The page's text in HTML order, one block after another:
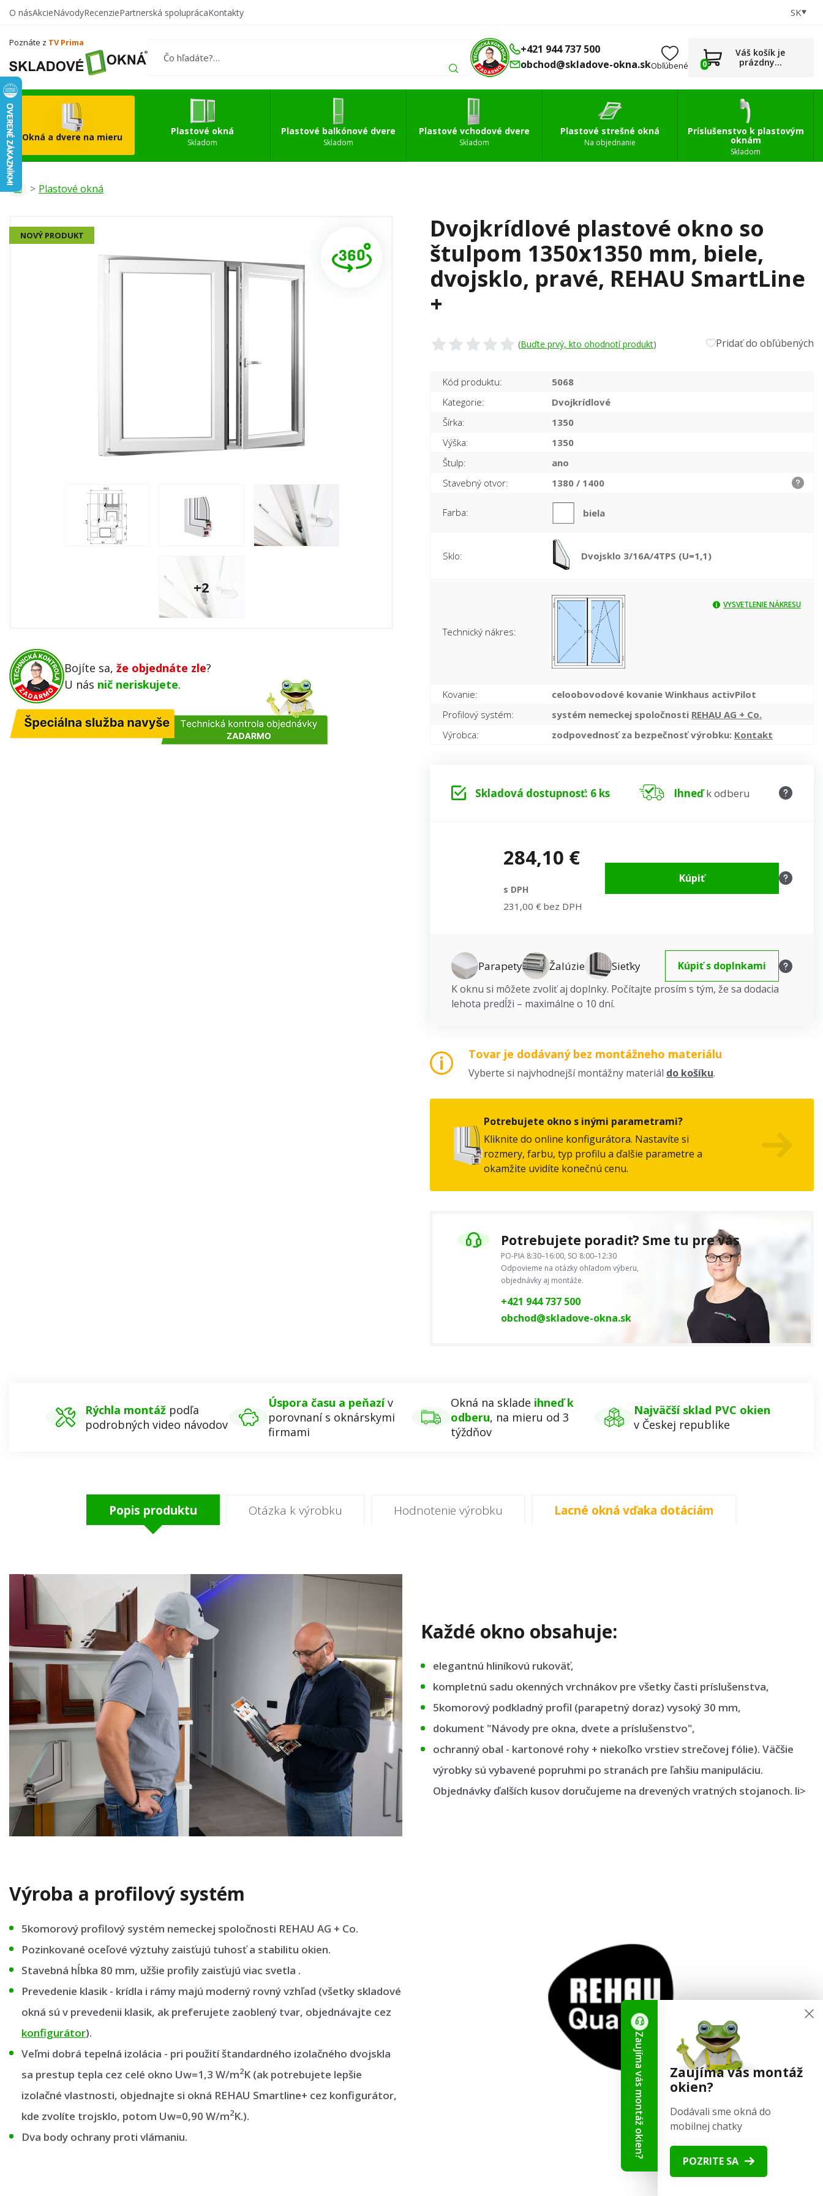
Vytvorte si vlastný
0
O násAkcieNávodyRecenziePartnerská spoluprácaKontakty SK
Poznáte z TV Prima
+421 944 737 500
obchod@skladove-okna.skObľúbené 0
Váš košík je
prázdny...
Okná a dvere na mieru
Plastové okná
Skladom
Plastové balkónové dvere
Skladom
Plastové vchodové dvere
Skladom
Plastové strešné okná
Na objednanie
Príslušenstvo k plastovým
oknám
Skladom
Plastové okná
Dvojkrídlové plastové okno so
štulpom 1350x1350 mm, biele,
dvojsklo, pravé, REHAU SmartLine
+
(Buďte prvý, kto ohodnotí produkt) Pridať do obľúbených
NOVÝ PRODUKT
+2
Bojíte sa, že objednáte zle?
U nás nič neriskujete.
Kód produktu:
5068
Kategorie:
Dvojkrídlové
Šírka:
1350
Výška:
1350
Štulp:
ano
Stavebný otvor:
1380 / 1400
Farba: biela
Sklo: Dvojsklo 3/16A/4TPS (U=1,1)
Technický nákres:
VYSVETLENIE NÁKRESU
Kovanie:
celoobovodové kovanie Winkhaus activPilot
Profilový systém:
systém nemeckej spoločnosti REHAU AG + Co.
Výrobca:
zodpovednosť za bezpečnosť výrobku: Kontakt
Skladová dostupnosť: 6 ks Ihneďk odberu
284,10 €
s DPH
231,00 € bez DPH
Kúpiť
Parapety Žalúzie Sieťky
Kúpiť s doplnkami
K oknu si môžete zvoliť aj doplnky. Počítajte prosím s tým, že sa dodacia
lehota predĺži – maximálne o 10 dní.
Tovar je dodávaný bez montážneho materiálu
Vyberte si najvhodnejší montážny materiál do košíku.
Potrebujete okno s inými parametrami?
Kliknite do online konfigurátora. Nastavíte si
rozmery, farbu, typ profilu a ďalšie parametre a
okamžite uvidíte konečnú cenu.
Potrebujete poradiť? Sme tu pre vás
PO-PIA 8:30–16:00, SO 8:00–12:30
Odpovieme na otázky ohľadom výberu,
objednávky aj montáže.
+421 944 737 500
obchod@skladove-okna.sk
Rýchla montáž podľa
podrobných video návodov
Úspora času a peňazív
porovnaní s oknárskymi
firmami
Okná na sklade ihneď k
odberu, na mieru od 3
týždňov
Najväčší sklad PVC okien
v Českej republike
Popis produktu Otázka k výrobku Hodnotenie výrobku Lacné okná vďaka dotáciám
Každé okno obsahuje:
elegantnú hliníkovú rukoväť,
kompletnú sadu okenných vrchnákov pre všetky časti príslušenstva,
5komorový podkladný profil (parapetný doraz) vysoký 30 mm,
dokument "Návody pre okna, dvete a príslušenstvo",
ochranný obal - kartonové rohy + niekoľko vrstiev strečovej fólie). Väčšie
výrobky sú vybavené popruhmi po stranách pre ľahšiu manipuláciu.
Objednávky ďalších kusov doručujeme na drevených vratných stojanoch. li>
Výroba a profilový systém
5komorový profilový systém nemeckej spoločnosti REHAU AG + Co.
Pozinkované oceľové výztuhy zaisťujú tuhosť a stabilitu okien.
Stavebná hĺbka 80 mm, užšie profily zaisťujú viac svetla .
Prevedenie klasik - krídla i rámy majú moderný rovný vzhľad (všetky skladové
okná sú v prevedenii klasik, ak preferujete zaoblený tvar, objednávajte cez
konfigurátor).
Veľmi dobrá tepelná izolácia - pri použití štandardného izolačného dvojskla
sa prestup tepla cez celé okno Uw=1,3 W/m2K (ak potrebujete lepšie
izolačné vlastnosti, objednajte si okná REHAU Smartline+ cez konfigurátor,
kde zvolíte trojsklo, potom Uw=0,90 W/m2K.).
Dva body ochrany proti vlámaniu.
Zaujíma vás montáž
okien?
Dodávali sme okná do
mobilnej chatky
POZRITE SA
Zaujíma vás montáž okien?